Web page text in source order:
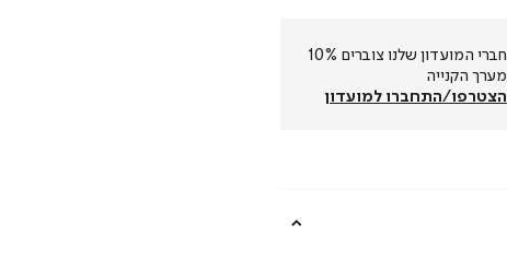
חברי המועדון שלנו צוברים 10%
מערך הקנייה
הצטרפו/התחברו למועדון